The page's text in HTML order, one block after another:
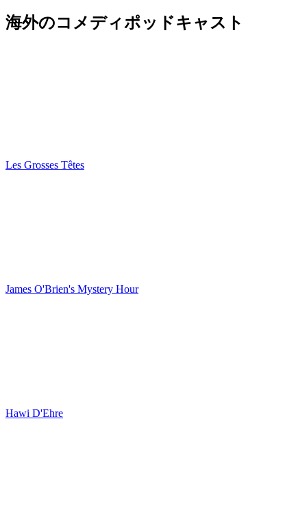
海外のコメディポッドキャスト
Les Grosses Têtes
James O'Brien's Mystery Hour
Hawi D'Ehre